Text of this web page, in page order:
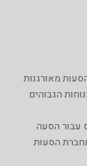
מאורגנות
7, בבטחה ובנוחות הגבוהים
עבור הסעה
הסעות